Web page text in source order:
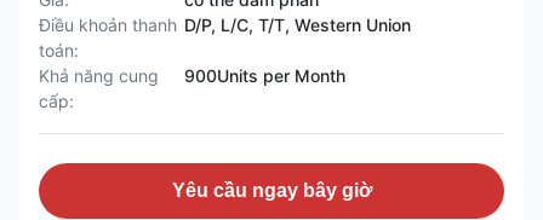
Điều khoản thanh
toán:
D/P, L/C, T/T, Western Union
Khả năng cung
cấp:
900Units per Month
Yêu cầu ngay bây giờ